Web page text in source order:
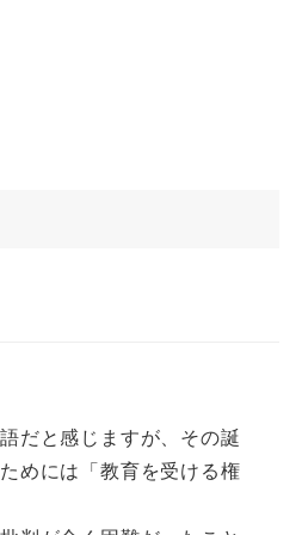
だと感じますが、その誕
めには「教育を受ける権